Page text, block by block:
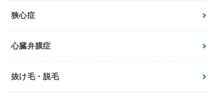
狭心症
心臓弁膜症
抜け毛・脱毛